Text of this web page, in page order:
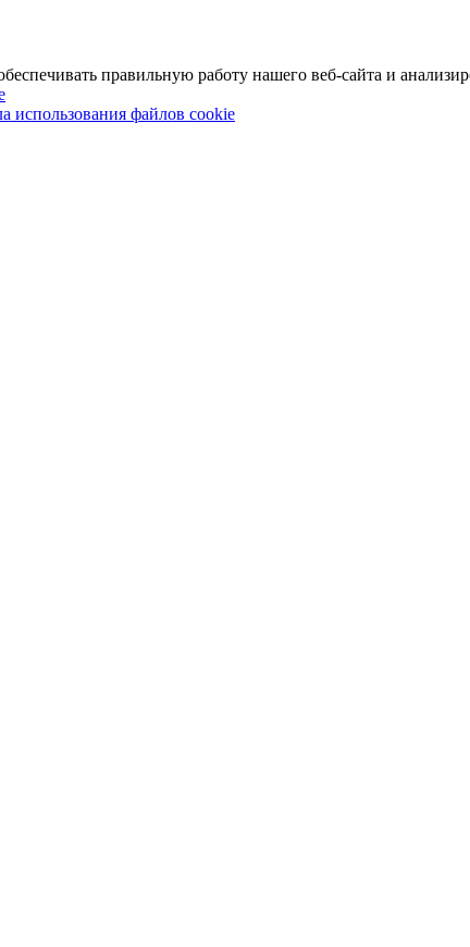
правильную работу нашего веб-сайта и
использования файлов cookie